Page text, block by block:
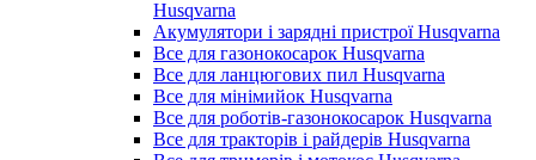
Husqvarna
Акумулятори і зарядні пристрої Husqvarna
Все для газонокосарок Husqvarna
Все для ланцюгових пил Husqvarna
Все для мінімийок Husqvarna
Все для роботів-газонокосарок Husqvarna
Все для тракторів і райдерів Husqvarna